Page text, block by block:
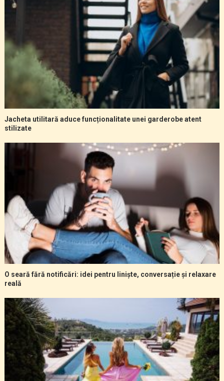
Jacheta utilitară aduce funcționalitate unei garderobe atent
stilizate
O seară fără notificări: idei pentru liniște, conversație și relaxare
reală